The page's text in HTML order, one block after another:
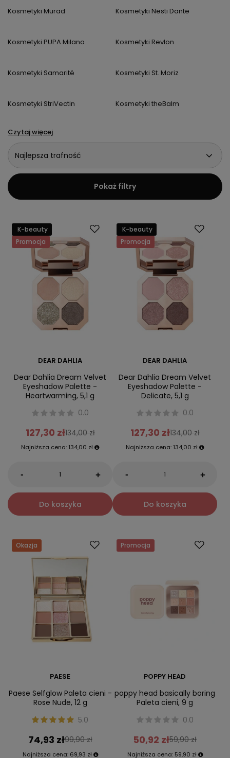
Kosmetyki Murad Kosmetyki Nesti Dante
Kosmetyki PUPA Milano Kosmetyki Revlon
Kosmetyki Samarité Kosmetyki St. Moriz
Kosmetyki StriVectin Kosmetyki theBalm
Czytaj więcej
Najlepsza trafność
Pokaż filtry
K-beauty
Promocja
DEAR DAHLIA
Dear Dahlia Dream Velvet
Eyeshadow Palette -
Heartwarming, 5,1 g
0.0
127,30 zł134,00 zł
Najniższa cena: 134,00 zł
- +
Do koszyka
K-beauty
Promocja
DEAR DAHLIA
Dear Dahlia Dream Velvet
Eyeshadow Palette -
Delicate, 5,1 g
0.0
127,30 zł134,00 zł
Najniższa cena: 134,00 zł
- +
Do koszyka
Okazja
PAESE
Paese Selfglow Paleta cieni -
Rose Nude, 12 g
5.0
74,93 zł99,90 zł
Najniższa cena: 69,93 zł
Promocja
POPPY HEAD
poppy head basically boring
Paleta cieni, 9 g
0.0
50,92 zł59,90 zł
Najniższa cena: 59,90 zł